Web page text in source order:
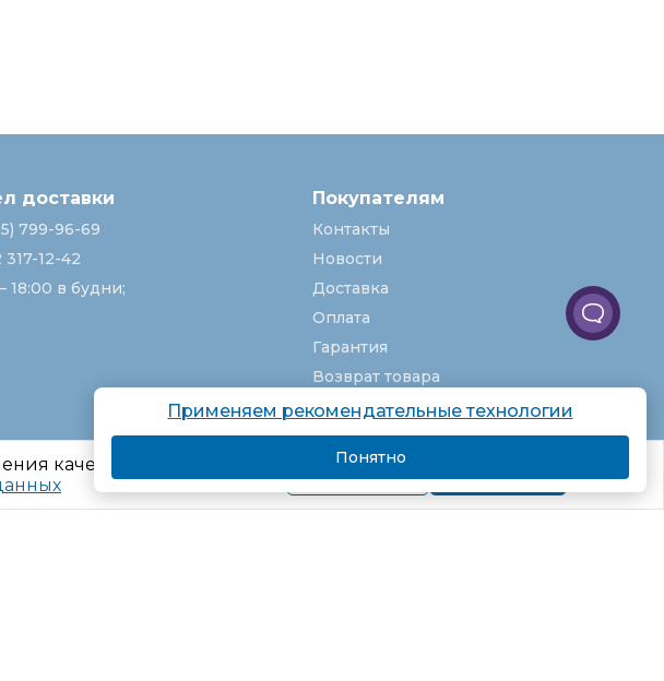
качества рекомендаций.
Подробнее Я согласен
доставки
799-96-69
317-12-42
18:00 в будни;
Покупателям
Контакты
Новости
Доставка
Оплата
Гарантия
Возврат товара
Услуги
О компании
Вакансии
Карта сайта
Применяем рекомендательные технологии
Понятно